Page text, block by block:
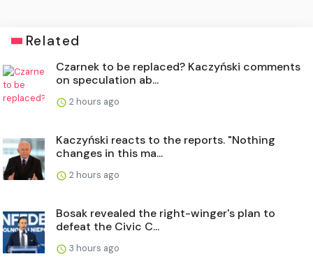
Related
Czarnek to be replaced? Kaczyński comments
on speculation ab...
2 hours ago
Kaczyński reacts to the reports. "Nothing
changes in this ma...
2 hours ago
Bosak revealed the right-winger's plan to
defeat the Civic C...
3 hours ago